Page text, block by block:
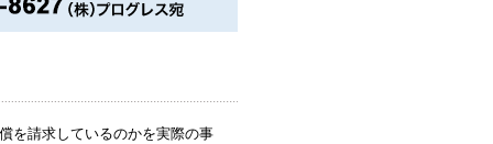
を請求しているのかを実際の事